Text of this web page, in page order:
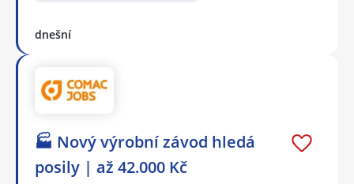
dnešní
🏭 Nový výrobní závod hledá
posily | až 42.000 Kč